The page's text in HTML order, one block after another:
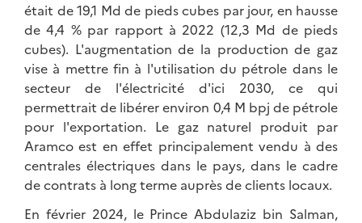
était de 19,1 Md de pieds cubes par jour, en hausse
de 4,4 % par rapport à 2022 (12,3 Md de pieds
cubes). L'augmentation de la production de gaz
vise à mettre fin à l'utilisation du pétrole dans le
secteur de l'électricité d'ici 2030, ce qui
permettrait de libérer environ 0,4 M bpj de pétrole
pour l'exportation. Le gaz naturel produit par
Aramco est en effet principalement vendu à des
centrales électriques dans le pays, dans le cadre
de contrats à long terme auprès de clients locaux.
En février 2024, le Prince Abdulaziz bin Salman,